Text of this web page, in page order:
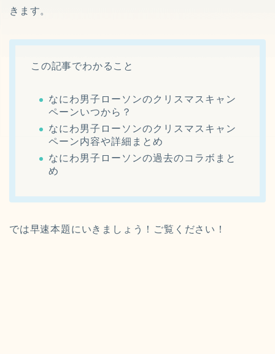
きます。
この記事でわかること
なにわ男子ローソンのクリスマスキャン
ペーンいつから？
なにわ男子ローソンのクリスマスキャン
ペーン内容や詳細まとめ
なにわ男子ローソンの過去のコラボまと
め
では早速本題にいきましょう！ご覧ください！